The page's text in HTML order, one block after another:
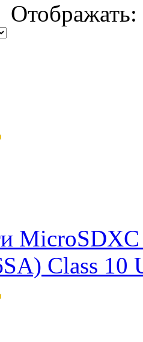
Отображать:
Class 10